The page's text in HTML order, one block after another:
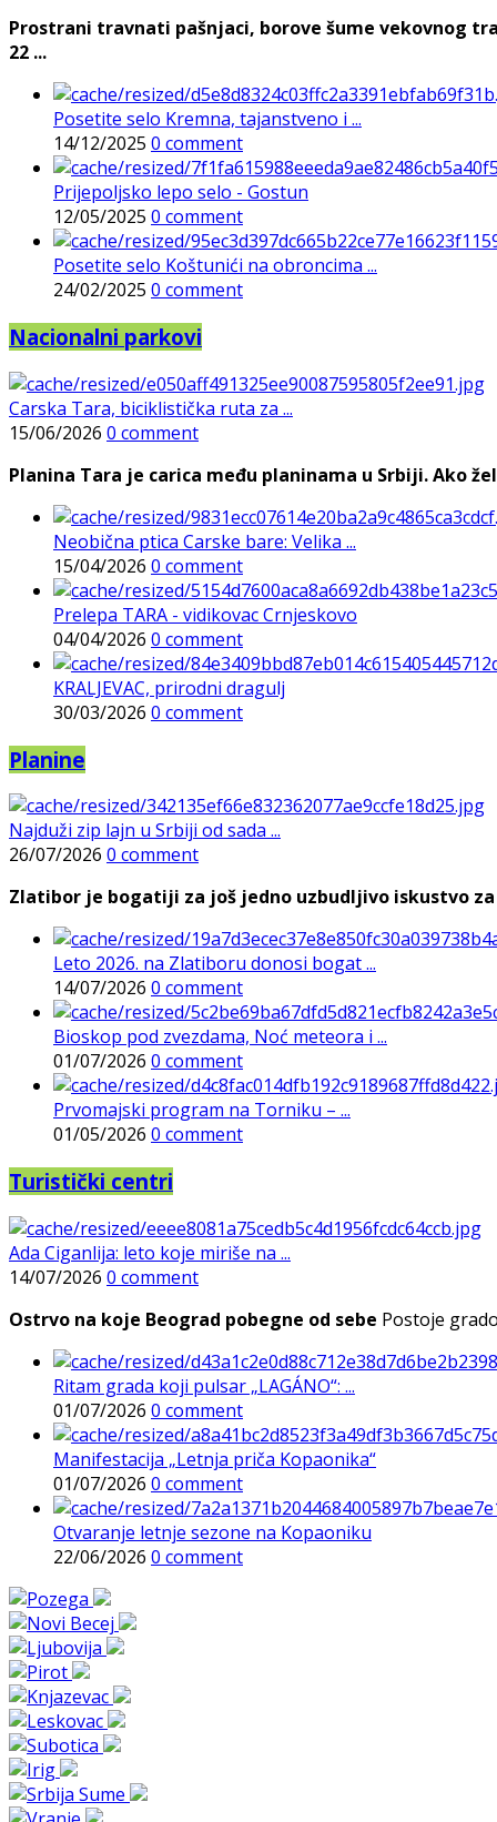
Prostrani travnati pašnjaci, borove šume vekovnog
22 ...
Posetite selo Kremna, tajanstveno i ...
14/12/2025 0 comment
Prijepoljsko lepo selo - Gostun
12/05/2025 0 comment
Posetite selo Koštunići na obroncima ...
24/02/2025 0 comment
Nacionalni parkovi
Carska Tara, biciklistička ruta za ...
15/06/2026 0 comment
Planina Tara je carica među planinama u Srbiji. Ako
Neobična ptica Carske bare: Velika ...
15/04/2026 0 comment
Prelepa TARA - vidikovac Crnjeskovo
04/04/2026 0 comment
KRALJEVAC, prirodni dragulj
30/03/2026 0 comment
Planine
Najduži zip lajn u Srbiji od sada ...
26/07/2026 0 comment
Zlatibor je bogatiji za još jedno uzbudljivo iskustvo
Leto 2026. na Zlatiboru donosi bogat ...
14/07/2026 0 comment
Bioskop pod zvezdama, Noć meteora i ...
01/07/2026 0 comment
Prvomajski program na Torniku – ...
01/05/2026 0 comment
Turistički centri
Ada Ciganlija: leto koje miriše na ...
14/07/2026 0 comment
Ostrvo na koje Beograd pobegne od sebe Postoje
Ritam grada koji pulsar „LAGÁNO“: ...
01/07/2026 0 comment
Manifestacija „Letnja priča Kopaonika“
01/07/2026 0 comment
Otvaranje letnje sezone na Kopaoniku
22/06/2026 0 comment